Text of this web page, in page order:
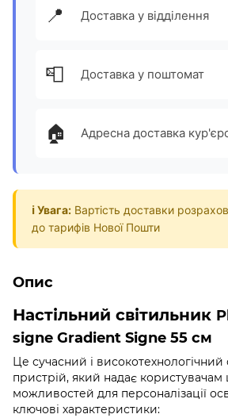
📍 Доставка у відділення
📮 Доставка у поштомат
🏠 Адресна доставка
ℹ️ Увага: Вартість доставки
до тарифів Нової Пошти
Опис
Настільний світильник
signe Gradient Signe 55 см
Це сучасний і
пристрій, який надає
можливостей для персоналізації
ключові характеристики: